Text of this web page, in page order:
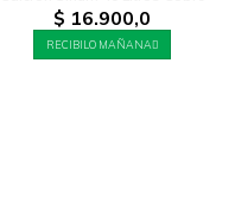
$ 16.900,0
RECIBILO MAÑANA